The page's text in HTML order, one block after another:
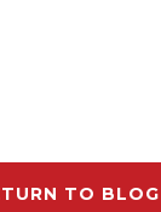
TO BLOG